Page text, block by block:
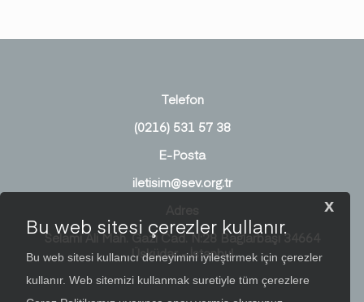
Telefon
(0216) 531 57 38
E-Posta
iletisim@sev.org.tr
Selami Ali Mah. Gazi Cad. N:28 Bağlarbaşı 34664
Üsküdar - İstanbul
x
Bu web sitesi çerezler kullanır.
Bu web sitesi kullanıcı deneyimini iyileştirmek için çerezler
kullanır. Web sitemizi kullanmak suretiyle tüm çerezlere